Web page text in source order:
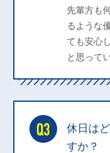
先輩方も
るような
ても安心
と思って
休日は
すか？